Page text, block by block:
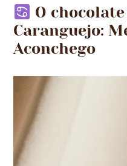
O
Caranguejo:
Aconchego